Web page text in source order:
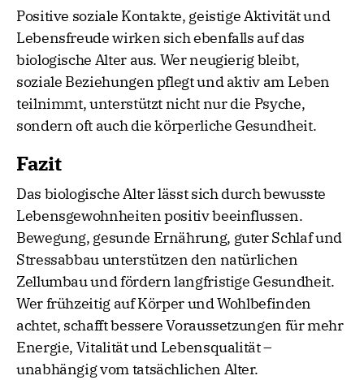
Positive soziale Kontakte, geistige Aktivität und
Lebensfreude wirken sich ebenfalls auf das
biologische Alter aus. Wer neugierig bleibt,
soziale Beziehungen pflegt und aktiv am Leben
teilnimmt, unterstützt nicht nur die Psyche,
sondern oft auch die körperliche Gesundheit.
Fazit
Das biologische Alter lässt sich durch bewusste
Lebensgewohnheiten positiv beeinflussen.
Bewegung, gesunde Ernährung, guter Schlaf und
Stressabbau unterstützen den natürlichen
Zellumbau und fördern langfristige Gesundheit.
Wer frühzeitig auf Körper und Wohlbefinden
achtet, schafft bessere Voraussetzungen für mehr
Energie, Vitalität und Lebensqualität –
unabhängig vom tatsächlichen Alter.